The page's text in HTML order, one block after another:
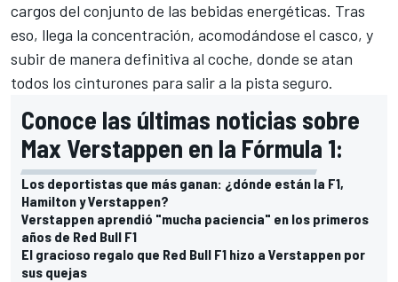
cargos del conjunto de las bebidas energéticas. Tras
eso, llega la concentración, acomodándose el casco, y
subir de manera definitiva al coche, donde se atan
todos los cinturones para salir a la pista seguro.
Conoce las últimas noticias sobre
Max Verstappen en la Fórmula 1:
Los deportistas que más ganan: ¿dónde están la F1,
Hamilton y Verstappen?
Verstappen aprendió "mucha paciencia" en los primeros
años de Red Bull F1
El gracioso regalo que Red Bull F1 hizo a Verstappen por
sus quejas